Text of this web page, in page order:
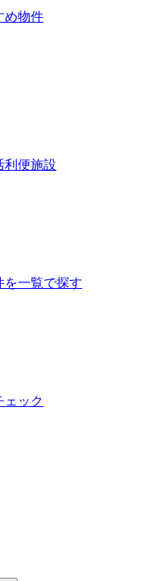
め物件
利便施設
を一覧で探す
ェック